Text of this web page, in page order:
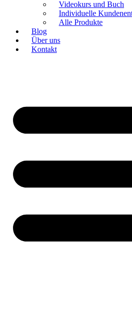
Videokurs und Buch
Individuelle
Alle Produkte
Blog
Über uns
Kontakt